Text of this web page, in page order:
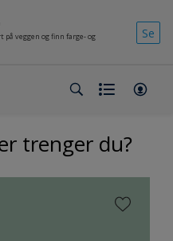
veggen og finn farge- og
Se
trenger du?